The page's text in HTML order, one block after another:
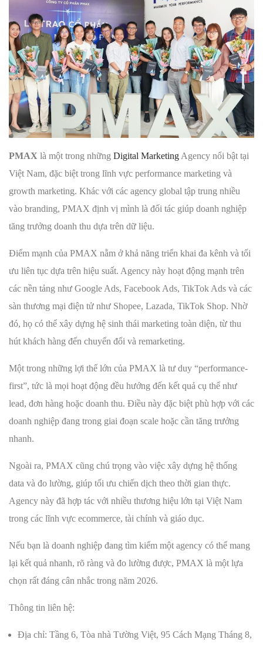
PMAX là một trong những Digital Marketing Agency nổi bật tại
Việt Nam, đặc biệt trong lĩnh vực performance marketing và
growth marketing. Khác với các agency global tập trung nhiều
vào branding, PMAX định vị mình là đối tác giúp doanh nghiệp
tăng trưởng doanh thu dựa trên dữ liệu.
Điểm mạnh của PMAX nằm ở khả năng triển khai đa kênh và tối
ưu liên tục dựa trên hiệu suất. Agency này hoạt động mạnh trên
các nền tảng như Google Ads, Facebook Ads, TikTok Ads và các
sàn thương mại điện tử như Shopee, Lazada, TikTok Shop. Nhờ
đó, họ có thể xây dựng hệ sinh thái marketing toàn diện, từ thu
hút khách hàng đến chuyển đổi và remarketing.
Một trong những lợi thế lớn của PMAX là tư duy “performance-
first”, tức là mọi hoạt động đều hướng đến kết quả cụ thể như
lead, đơn hàng hoặc doanh thu. Điều này đặc biệt phù hợp với các
doanh nghiệp đang trong giai đoạn scale hoặc cần tăng trưởng
nhanh.
Ngoài ra, PMAX cũng chú trọng vào việc xây dựng hệ thống
data và đo lường, giúp tối ưu chiến dịch theo thời gian thực.
Agency này đã hợp tác với nhiều thương hiệu lớn tại Việt Nam
trong các lĩnh vực ecommerce, tài chính và giáo dục.
Nếu bạn là doanh nghiệp đang tìm kiếm một agency có thể mang
lại kết quả nhanh, rõ ràng và đo lường được, PMAX là một lựa
chọn rất đáng cân nhắc trong năm 2026.
Thông tin liên hệ:
Địa chỉ: Tầng 6, Tòa nhà Tường Việt, 95 Cách Mạng Tháng 8,